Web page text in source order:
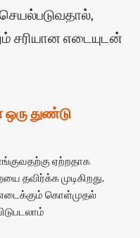
சரியான எடையுடன்
துண்டு
ஏற்றதாக
தவிர்க்க முடிகிறது.
கொள்முதல்